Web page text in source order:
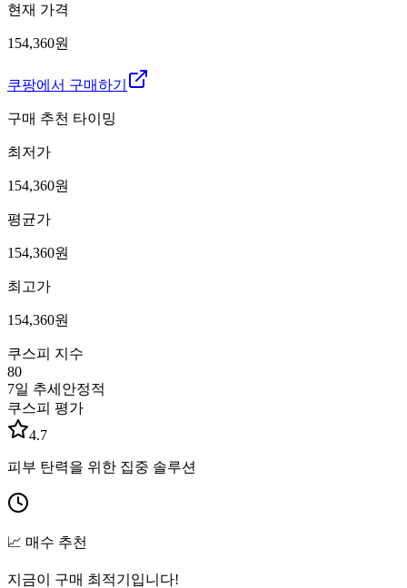
현재 가격
154,360원
쿠팡에서 구매하기
구매 추천 타이밍
최저가
154,360원
평균가
154,360원
최고가
154,360원
쿠스피 지수
80
7일 추세 안정적
쿠스피 평가
4.7
피부 탄력을 위한 집중 솔루션
📈 매수 추천
지금이 구매 최적기입니다!